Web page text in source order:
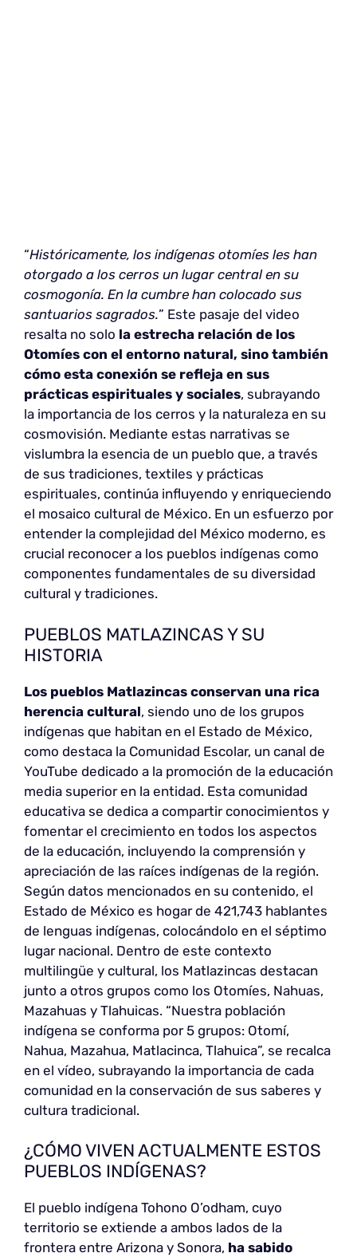
“Históricamente, los indígenas otomíes les han
otorgado a los cerros un lugar central en su
cosmogonía. En la cumbre han colocado sus
santuarios sagrados.” Este pasaje del video
resalta no solo la estrecha relación de los
Otomíes con el entorno natural, sino también
cómo esta conexión se refleja en sus
prácticas espirituales y sociales, subrayando
la importancia de los cerros y la naturaleza en su
cosmovisión. Mediante estas narrativas se
vislumbra la esencia de un pueblo que, a través
de sus tradiciones, textiles y prácticas
espirituales, continúa influyendo y enriqueciendo
el mosaico cultural de México. En un esfuerzo por
entender la complejidad del México moderno, es
crucial reconocer a los pueblos indígenas como
componentes fundamentales de su diversidad
cultural y tradiciones.
PUEBLOS MATLAZINCAS Y SU
HISTORIA
Los pueblos Matlazincas conservan una rica
herencia cultural, siendo uno de los grupos
indígenas que habitan en el Estado de México,
como destaca la Comunidad Escolar, un canal de
YouTube dedicado a la promoción de la educación
media superior en la entidad. Esta comunidad
educativa se dedica a compartir conocimientos y
fomentar el crecimiento en todos los aspectos
de la educación, incluyendo la comprensión y
apreciación de las raíces indígenas de la región.
Según datos mencionados en su contenido, el
Estado de México es hogar de 421,743 hablantes
de lenguas indígenas, colocándolo en el séptimo
lugar nacional. Dentro de este contexto
multilingüe y cultural, los Matlazincas destacan
junto a otros grupos como los Otomíes, Nahuas,
Mazahuas y Tlahuicas. “Nuestra población
indígena se conforma por 5 grupos: Otomí,
Nahua, Mazahua, Matlacinca, Tlahuica”, se recalca
en el vídeo, subrayando la importancia de cada
comunidad en la conservación de sus saberes y
cultura tradicional.
¿CÓMO VIVEN ACTUALMENTE ESTOS
PUEBLOS INDÍGENAS?
El pueblo indígena Tohono O’odham, cuyo
territorio se extiende a ambos lados de la
frontera entre Arizona y Sonora, ha sabido